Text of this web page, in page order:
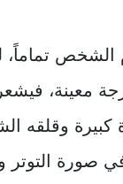
الشخص تماماً،
معينة،
كبيرة وقلقه
صورة التوتر